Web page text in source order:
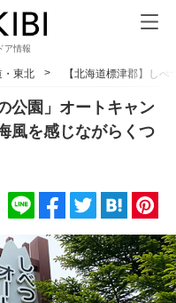
ア情報
・東北 【北海道標津郡】し
公園」オートキャン
風を感じながらくつ